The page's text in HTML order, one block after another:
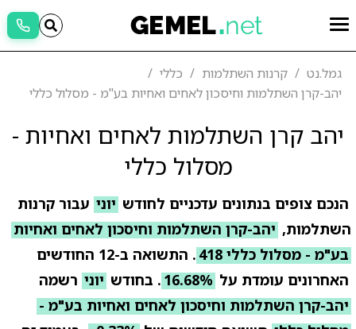
גמל.נט קרנות השתלמות
כללי
יהב-קרן השתלמות וחיסכון לאחים ואחיות בע"מ - מסלול כללי
יהב קרן השתלמות לאחים ואחיות -
מסלול כללי
הנכם צופים בנתונים עדכניים לחודש יוני עבור קרנות
השתלמות, יהב-קרן השתלמות וחיסכון לאחים ואחיות
בע"מ - מסלול כללי 418
. התשואה ב-12 החודשים
האחרונים עומדת על 16.68% . בחודש יוני רשמה
יהב-קרן השתלמות וחיסכון לאחים ואחיות בע"מ -